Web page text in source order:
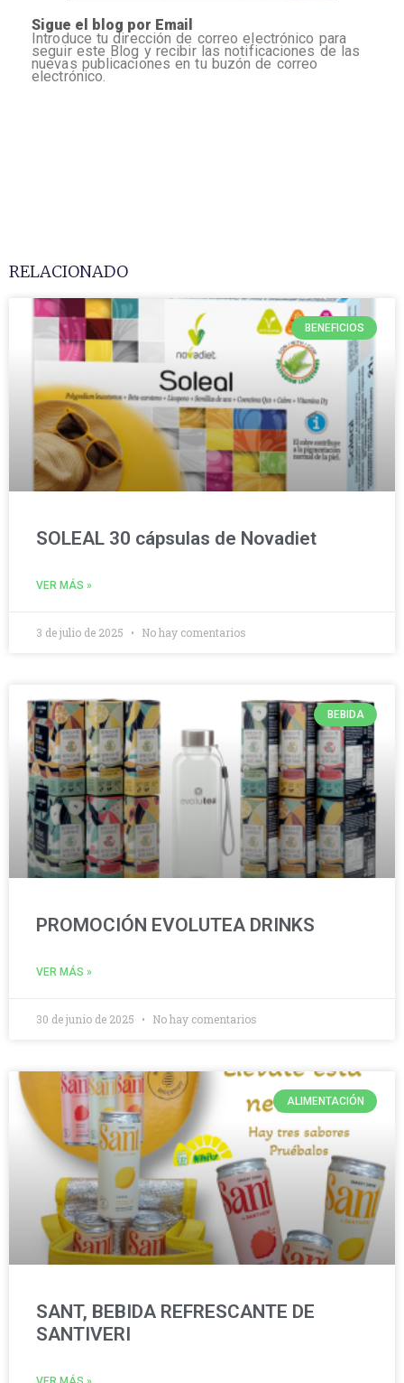
Sigue el blog por Email
Introduce tu dirección de correo electrónico para
seguir este Blog y recibir las notificaciones de las
nuevas publicaciones en tu buzón de correo
electrónico.
RELACIONADO
BENEFICIOS
SOLEAL 30 cápsulas de Novadiet
VER MÁS »
3 de julio de 2025 No hay comentarios
BEBIDA
PROMOCIÓN EVOLUTEA DRINKS
VER MÁS »
30 de junio de 2025 No hay comentarios
ALIMENTACIÓN
SANT, BEBIDA REFRESCANTE DE
SANTIVERI